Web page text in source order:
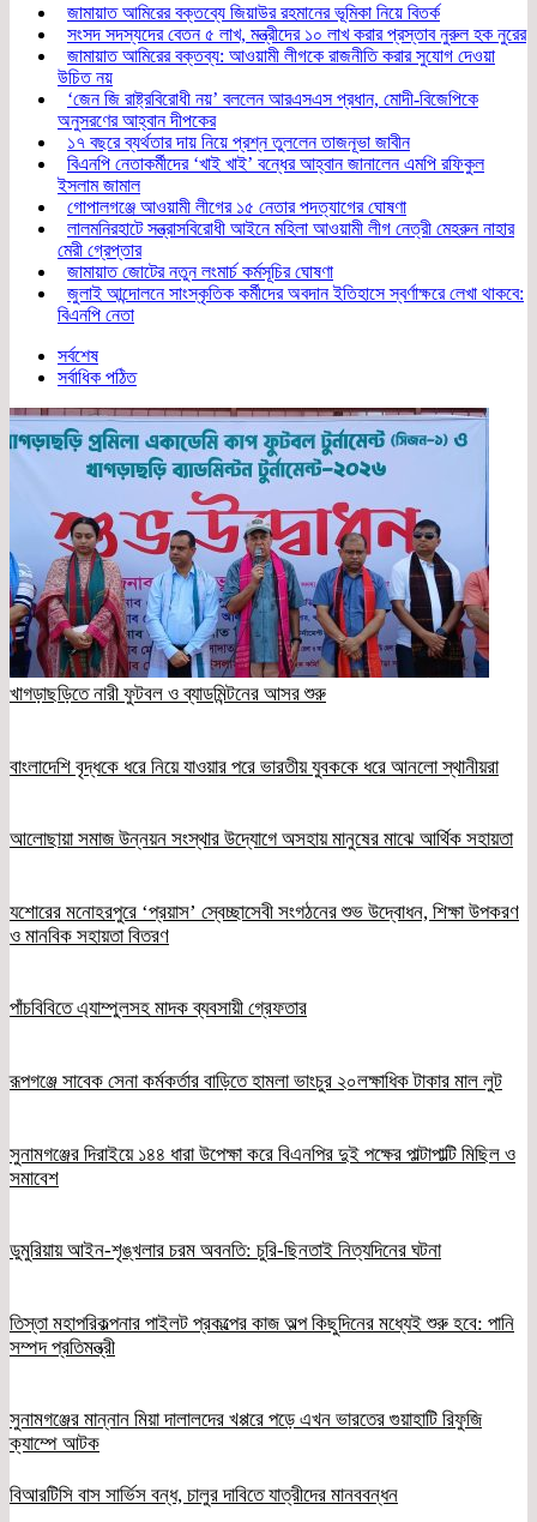
জামায়াত আমিরের বক্তব্যে জিয়াউর রহমানের ভূমিকা নিয়ে বিতর্ক
সংসদ সদস্যদের বেতন ৫ লাখ, মন্ত্রীদের ১০ লাখ করার প্রস্তাব নুরুল হক নুরের
জামায়াত আমিরের বক্তব্য: আওয়ামী লীগকে রাজনীতি করার সুযোগ দেওয়া
উচিত নয়
‘জেন জি রাষ্ট্রবিরোধী নয়’ বললেন আরএসএস প্রধান, মোদী-বিজেপিকে
অনুসরণের আহ্বান দীপকের
১৭ বছরে ব্যর্থতার দায় নিয়ে প্রশ্ন তুললেন তাজনূভা জাবীন
বিএনপি নেতাকর্মীদের ‘খাই খাই’ বন্ধের আহ্বান জানালেন এমপি রফিকুল
ইসলাম জামাল
গোপালগঞ্জে আওয়ামী লীগের ১৫ নেতার পদত্যাগের ঘোষণা
লালমনিরহাটে সন্ত্রাসবিরোধী আইনে মহিলা আওয়ামী লীগ নেত্রী মেহরুন নাহার
মেরী গ্রেপ্তার
জামায়াত জোটের নতুন লংমার্চ কর্মসূচির ঘোষণা
জুলাই আন্দোলনে সাংস্কৃতিক কর্মীদের অবদান ইতিহাসে স্বর্ণাক্ষরে লেখা থাকবে:
বিএনপি নেতা
সর্বশেষ
সর্বাধিক পঠিত
খাগড়াছড়িতে নারী ফুটবল ও ব্যাডমিন্টনের আসর শুরু
বাংলাদেশি বৃদ্ধকে ধরে নিয়ে যাওয়ার পরে ভারতীয় যুবককে ধরে আনলো স্থানীয়রা
আলোছায়া সমাজ উন্নয়ন সংস্থার উদ্যোগে অসহায় মানুষের মাঝে আর্থিক সহায়তা
যশোরের মনোহরপুরে ‘প্রয়াস’ স্বেচ্ছাসেবী সংগঠনের শুভ উদ্বোধন, শিক্ষা উপকরণ
ও মানবিক সহায়তা বিতরণ
পাঁচবিবিতে এ্যাম্পুলসহ মাদক ব্যবসায়ী গ্রেফতার
রূপগঞ্জে সাবেক সেনা কর্মকর্তার বাড়িতে হামলা ভাংচুর ২০লক্ষাধিক টাকার মাল লুট
সুনামগঞ্জের দিরাইয়ে ১৪৪ ধারা উপেক্ষা করে বিএনপির দুই পক্ষের পাল্টাপাল্টি মিছিল ও
সমাবেশ
ডুমুরিয়ায় আইন-শৃঙ্খলার চরম অবনতি: চুরি-ছিনতাই নিত্যদিনের ঘটনা
তিস্তা মহাপরিকল্পনার পাইলট প্রকল্পের কাজ অল্প কিছুদিনের মধ্যেই শুরু হবে: পানি
সম্পদ প্রতিমন্ত্রী
সুনামগঞ্জের মান্নান মিয়া দালালদের খপ্পরে পড়ে এখন ভারতের গুয়াহাটি রিফুজি
ক্যাম্পে আটক
বিআরটিসি বাস সার্ভিস বন্ধ, চালুর দাবিতে যাত্রীদের মানববন্ধন